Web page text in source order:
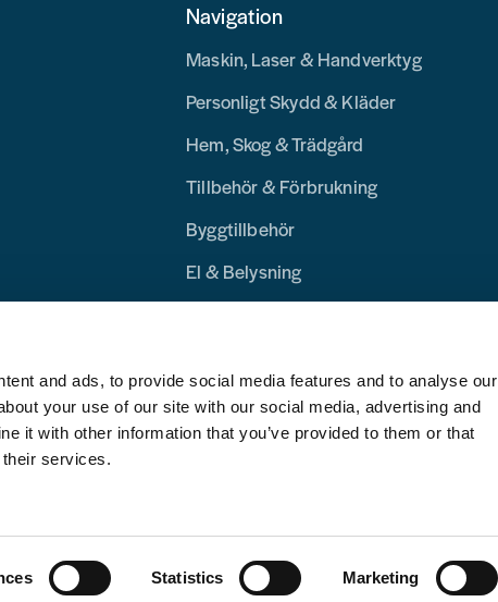
and ads, to provide social media features and to analyse our
your use of our site with our social media, advertising and
it with other information that you’ve provided to them or that
services.
Statistics Marketing
Navigation
Maskin, Laser & Handverktyg
Personligt Skydd & Kläder
Hem, Skog & Trädgård
Tillbehör & Förbrukning
Byggtillbehör
El & Belysning